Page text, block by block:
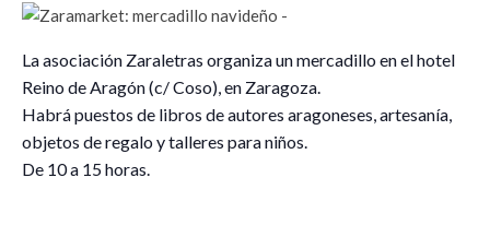
La asociación Zaraletras organiza un mercadillo en el hotel
Reino de Aragón (c/ Coso), en Zaragoza.
Habrá puestos de libros de autores aragoneses, artesanía,
objetos de regalo y talleres para niños.
De 10 a 15 horas.